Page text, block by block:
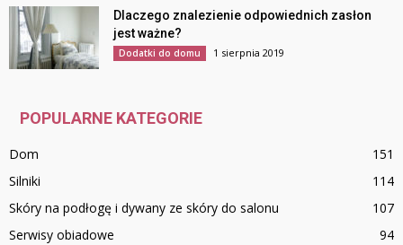
Dlaczego znalezienie odpowiednich zasłon
jest ważne?
Dodatki do domu 1 sierpnia 2019
POPULARNE KATEGORIE
Dom
151
Silniki
114
Skóry na podłogę i dywany ze skóry do salonu
107
Serwisy obiadowe
94